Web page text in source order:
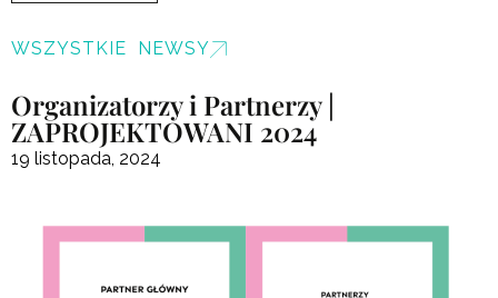
WSZYSTKIE NEWSY
Organizatorzy i Partnerzy |
ZAPROJEKTOWANI 2024
19 listopada, 2024